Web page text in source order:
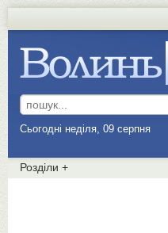
Сьогодні неділя, 09 серпня
Розділи +